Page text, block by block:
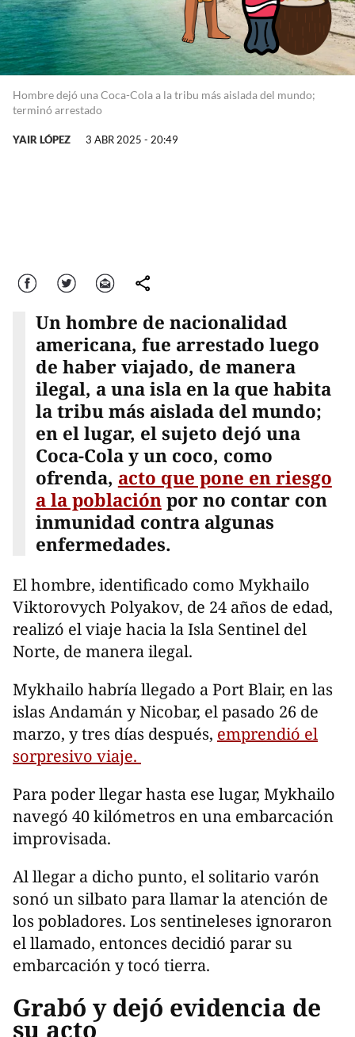
Hombre dejó una Coca-Cola a la tribu más aislada del mundo;
terminó arrestado
YAIR LÓPEZ 3 ABR 2025 - 20:49
Facebook Twitter Correo comparte
Un hombre de nacionalidad
americana, fue arrestado luego
de haber viajado, de manera
ilegal, a una isla en la que habita
la tribu más aislada del mundo;
en el lugar, el sujeto dejó una
Coca-Cola y un coco, como
ofrenda, acto que pone en riesgo
a la poblaciónpor no contar con
inmunidad contra algunas
enfermedades.
El hombre, identificado como Mykhailo
Viktorovych Polyakov, de 24 años de edad,
realizó el viaje hacia la Isla Sentinel del
Norte, de manera ilegal.
Mykhailo habría llegado a Port Blair, en las
islas Andamán y Nicobar, el pasado 26 de
marzo, y tres días después, emprendió el
sorpresivo viaje.
Para poder llegar hasta ese lugar, Mykhailo
navegó 40 kilómetros en una embarcación
improvisada.
Al llegar a dicho punto, el solitario varón
sonó un silbato para llamar la atención de
los pobladores. Los sentineleses ignoraron
el llamado, entonces decidió parar su
embarcación y tocó tierra.
Grabó y dejó evidencia de
su acto